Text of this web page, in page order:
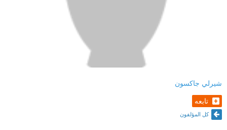
شيرلي جاكسون
تابعه
كل المؤلفون